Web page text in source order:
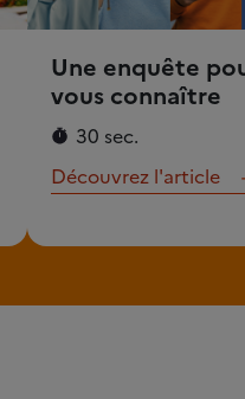
Une enquête
vous connaître
30 sec.
Découvrez l'article